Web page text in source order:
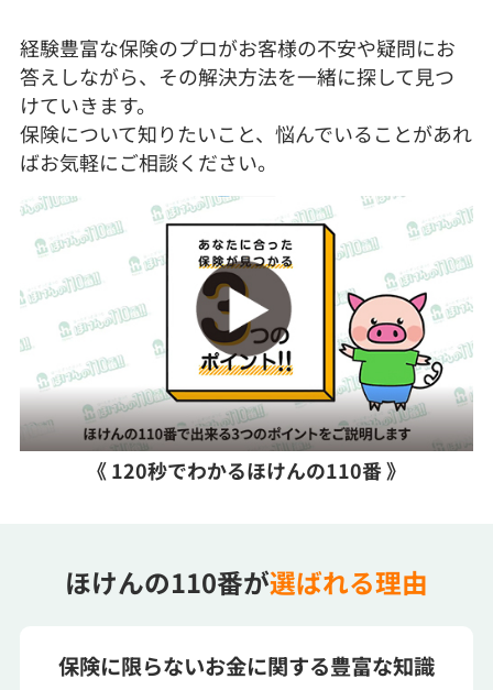
《 120秒でわかるほけんの110番 》
経験豊富な保険のプロがお客様の不安や疑問にお
答えしながら、その解決方法を一緒に探して見つ
けていきます。
保険について知りたいこと、悩んでいることがあれ
ばお気軽にご相談ください。
ほけんの110番が選ばれる理由
保険に限らないお金に関する豊富な知識